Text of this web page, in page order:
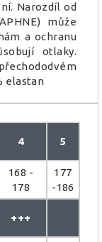
Narozdíl od
může
a ochranu
otlaky.
elastan
4 5
168 -
178
177
-186
+++